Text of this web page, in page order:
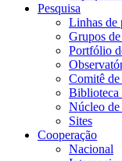
Pesquisa
Linhas de
Grupos
Portfólio
Comitê de
Biblioteca
Núcleo
Sites
Cooperação
Nacional